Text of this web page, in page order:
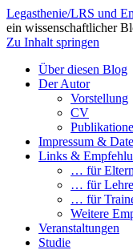
Legasthenie/LRS und
ein wissenschaftlicher
Zu Inhalt springen
Über diesen Blog
Der Autor
Vorstellung
CV
Impressum &
Links &
… für Eltern
… für
… für
Weitere
Veranstaltungen
Studie